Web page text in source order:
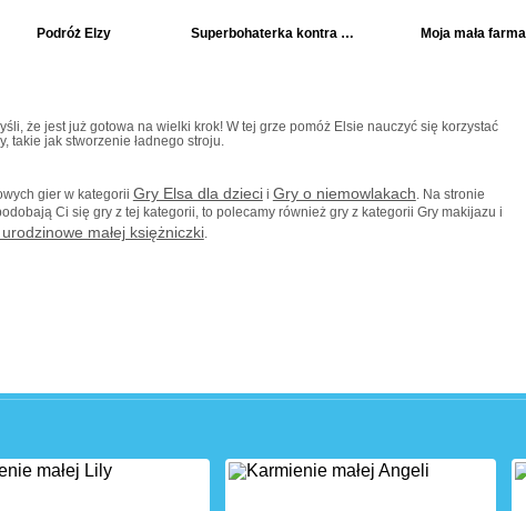
Podróż Elzy Superbohaterka kontra księżniczka Moja mała farma
że jest już gotowa na wielki krok! W tej grze pomóż Elsie nauczyć się korzystać
takie jak stworzenie ładnego stroju.
gier w kategorii Gry Elsa dla dziecii Gry o niemowlakach . Na stronie
Ci się gry z tej kategorii, to polecamy również gry z kategorii Gry makijazu i
małej księżniczki.